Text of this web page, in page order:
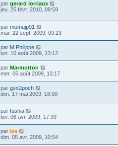
par gerard lorriaux
jeu. 25 févr. 2010, 09:59
par mumujp91
mar. 22 sept. 2009, 09:23
par M.Philippe
lun. 10 août 2009, 13:12
par Marmotton
mer. 05 août 2009, 13:17
par gsx2poch
dim. 17 mai 2009, 18:00
par fushia
lun. 06 avr. 2009, 17:33
par lea
dim. 05 avr. 2009, 10:54